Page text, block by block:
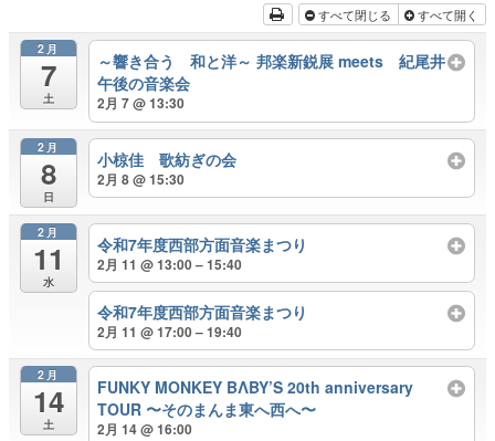
すべて閉じる すべて開く
2月
7
土
～響き合う 和と洋～ 邦楽新鋭展 meets 紀尾井
午後の音楽会
2月 7 @ 13:30
2月
8
日
小椋佳 歌紡ぎの会
2月 8 @ 15:30
2月
11
水
令和7年度西部方面音楽まつり
2月 11 @ 13:00 – 15:40
令和7年度西部方面音楽まつり
2月 11 @ 17:00 – 19:40
2月
14
土
FUNKY MONKEY BΛBY’S 20th anniversary
TOUR 〜そのまんま東へ西へ〜
2月 14 @ 16:00